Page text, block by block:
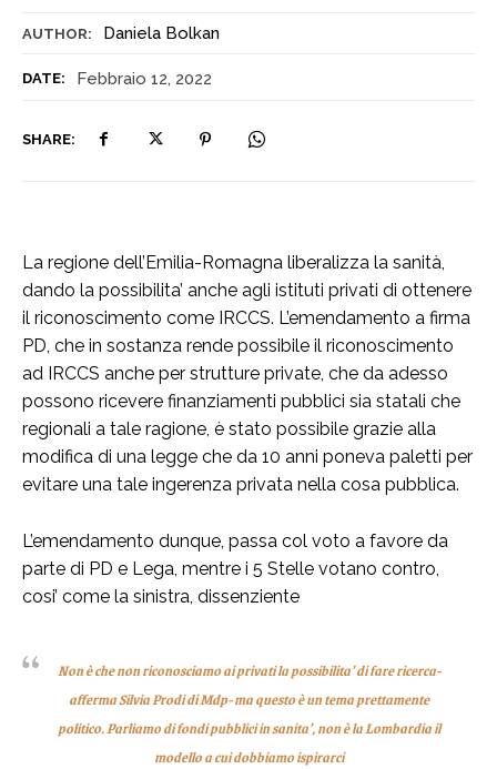
AUTHOR: Daniela Bolkan
DATE: Febbraio 12, 2022
SHARE:
La regione dell’Emilia-Romagna liberalizza la sanità,
dando la possibilita’ anche agli istituti privati di ottenere
il riconoscimento come IRCCS. L’emendamento a firma
PD, che in sostanza rende possibile il riconoscimento
ad IRCCS anche per strutture private, che da adesso
possono ricevere finanziamenti pubblici sia statali che
regionali a tale ragione, è stato possibile grazie alla
modifica di una legge che da 10 anni poneva paletti per
evitare una tale ingerenza privata nella cosa pubblica.
L’emendamento dunque, passa col voto a favore da
parte di PD e Lega, mentre i 5 Stelle votano contro,
cosi’ come la sinistra, dissenziente
Non è che non riconosciamo ai privati la possibilita’ di fare ricerca-
afferma Silvia Prodi di Mdp- ma questo è un tema prettamente
politico. Parliamo di fondi pubblici in sanita’, non è la Lombardia il
modello a cui dobbiamo ispirarci